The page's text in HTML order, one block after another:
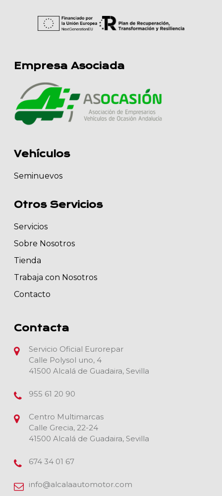
Empresa Asociada
Vehículos
Seminuevos
Otros Servicios
Servicios
Sobre Nosotros
Tienda
Trabaja con Nosotros
Contacto
Contacta
Servicio Oficial Eurorepar
Calle Polysol uno, 4
41500 Alcalá de Guadaira, Sevilla
955 61 20 90
Centro Multimarcas
Calle Grecia, 22-24
41500 Alcalá de Guadaira, Sevilla
674 34 01 67
info@alcalaautomotor.com